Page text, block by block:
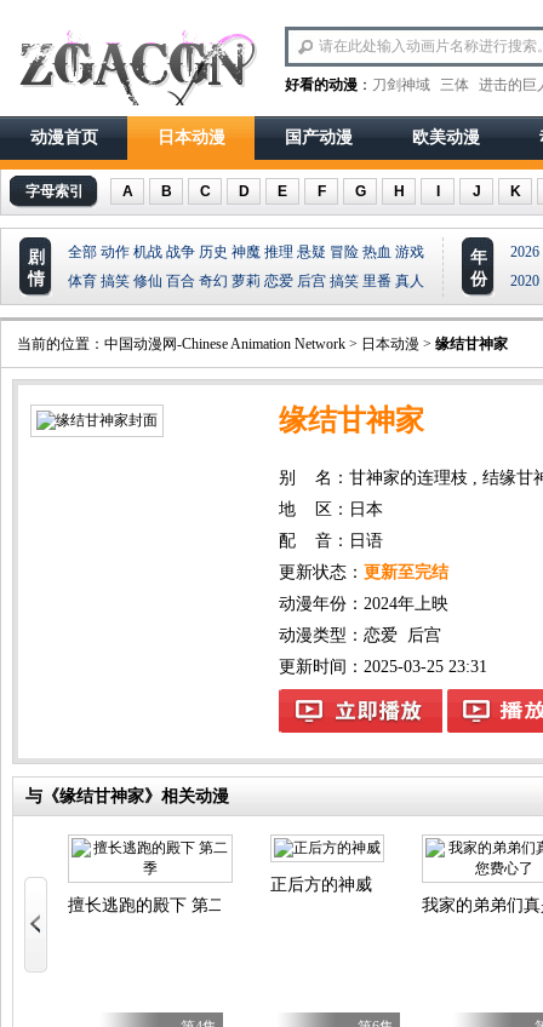
好看的动漫 ： 刀剑神域 三体 进击的巨
动漫首页 日本动漫 国产动漫 欧美动漫
字母索引 A B C D E F G H J K
剧
情
全部 动作 机战 战争 历史 神魔 推理 悬疑 冒险 热血 游戏
体育 搞笑 修仙 百合 奇幻 萝莉 恋爱 后宫 搞笑 里番 真人
年
份
2026
2020
当前的位置： 中国动漫网-Chinese Animation Network > 日本动漫 > 缘结甘神家
缘结甘神家
别 名：甘神家的连理枝 , 结缘甘神
地 区：日本
配 音：日语
更新状态： 更新至完结
动漫年份： 2024年上映
动漫类型： 恋爱 后宫
更新时间：2025-03-25 23:31
与《缘结甘神家》相关动漫
骑士用游戏知识开无双
擅长逃跑的殿下 第二季
正后方的神威
我家的弟弟们